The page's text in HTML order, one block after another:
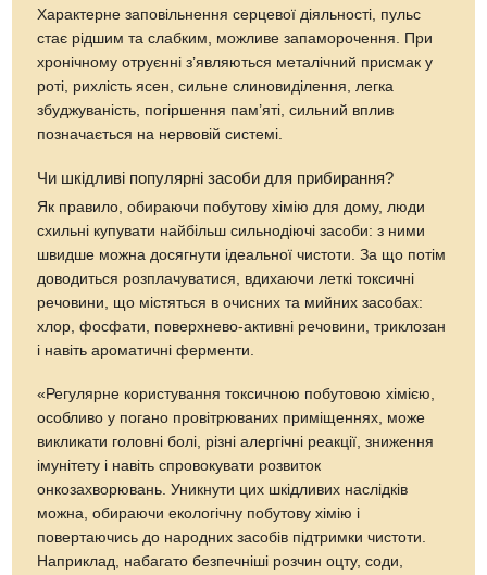
Характерне заповільнення серцевої діяльності, пульс
стає рідшим та слабким, можливе запаморочення. При
хронічному отруєнні з’являються металічний присмак у
роті, рихлість ясен, сильне слиновиділення, легка
збуджуваність, погіршення пам’яті, сильний вплив
позначається на нервовій системі.
Чи шкідливі популярні засоби для прибирання?
Як правило, обираючи побутову хімію для дому, люди
схильні купувати найбільш сильнодіючі засоби: з ними
швидше можна досягнути ідеальної чистоти. За що потім
доводиться розплачуватися, вдихаючи леткі токсичні
речовини, що містяться в очисних та мийних засобах:
хлор, фосфати, поверхнево-активні речовини, триклозан
і навіть ароматичні ферменти.
«Регулярне користування токсичною побутовою хімією,
особливо у погано провітрюваних приміщеннях, може
викликати головні болі, різні алергічні реакції, зниження
імунітету і навіть спровокувати розвиток
онкозахворювань. Уникнути цих шкідливих наслідків
можна, обираючи екологічну побутову хімію і
повертаючись до народних засобів підтримки чистоти.
Наприклад, набагато безпечніші розчин оцту, соди,